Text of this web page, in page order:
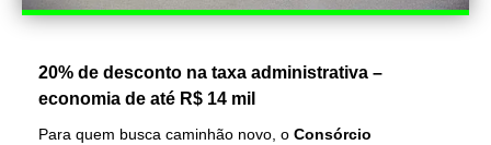
20% de desconto na taxa administrativa –
economia de até R$ 14 mil
Para quem busca caminhão novo, o Consórcio